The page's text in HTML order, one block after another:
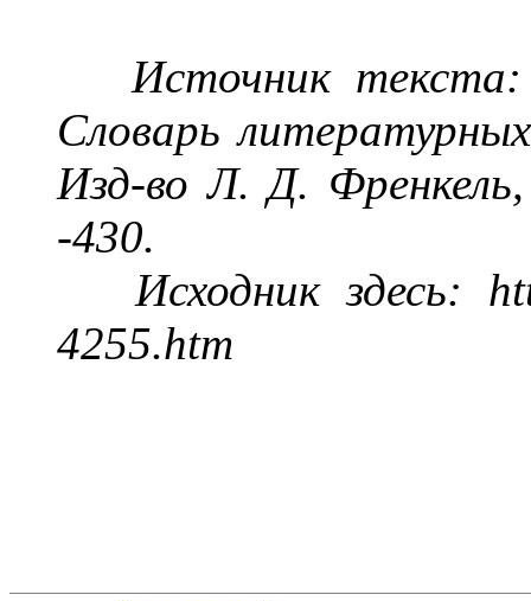
Источник
Словарь
Изд-во Л. Д.
-430.
Исходник здесь:
4255.htm